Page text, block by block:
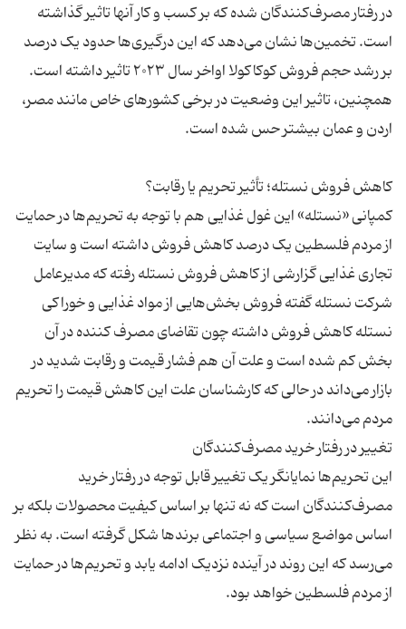
در رفتار مصرف‌کنندگان شده که بر کسب و کار آنها تاثیر گذاشته
است. تخمین‌ها نشان می‌دهد که این درگیری‌ها حدود یک درصد
بر رشد حجم فروش کوکاکولا اواخر سال ۲۰۲۳ تاثیر داشته است.
همچنین، تاثیر این وضعیت در برخی کشورهای خاص مانند مصر،
کمپانی «نستله» این غول غذایی هم با توجه به تحریم‌ها در حمایت
از مردم فلسطین یک درصد کاهش فروش داشته است و سایت
تجاری غذایی گزارشی از کاهش فروش نستله رفته که مدیرعامل
شرکت نستله گفته فروش بخش‌هایی از مواد غذایی و خوراکی
نستله کاهش فروش داشته چون تقاضای مصرف کننده در آن
بخش کم شده است و علت آن هم فشار قیمت و رقابت شدید در
بازار می‌داند در حالی که کارشناسان علت این کاهش قیمت را تحریم
این تحریم‌ها نمایانگر یک تغییر قابل توجه در رفتار خرید
مصرف‌کنندگان است که نه تنها بر اساس کیفیت محصولات بلکه بر
اساس مواضع سیاسی و اجتماعی برندها شکل گرفته است. به نظر
می‌رسد که این روند در آینده نزدیک ادامه یابد و تحریم‌ها در حمایت
از مردم فلسطین خواهد بود.